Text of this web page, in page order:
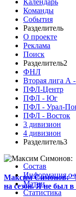
Календарь
Команды
События
Разделитель
О проекте
Реклама
Поиск
Разделитель2
ФНЛ
Вторая лига А
ПФЛ-Центр
ПФЛ - Юг
ПФЛ - Урал-
ПФЛ - Восток
3 дивизион
4 дивизион
Разделитель3
Максим Симонов:
на сезон. Я не был
Состав
Информация о
Матчи
Статистика